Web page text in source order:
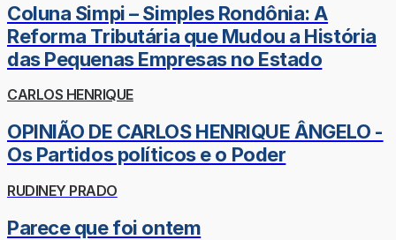
Coluna Simpi – Simples Rondônia: A
Reforma Tributária que Mudou a História
das Pequenas Empresas no Estado
CARLOS HENRIQUE
OPINIÃO DE CARLOS HENRIQUE ÂNGELO -
Os Partidos políticos e o Poder
RUDINEY PRADO
Parece que foi ontem